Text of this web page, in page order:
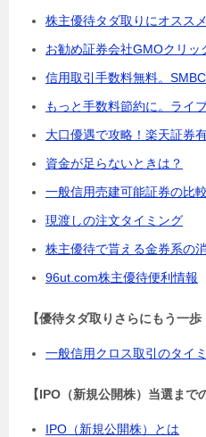
株主優待タダ取りにオスス
お勧め証券会社GMOクリッ
信用取引手数料無料。
もっと手数料節約に。ライ
大口優遇で攻略！楽天証券
資金が足らないときは？
一般信用売建可能証券の比較
現渡しの注文タイミング
株主優待で貰える金券系の
96ut.com株主優待便利情報
【優待タダ取りさらにもう一歩
一般信用クロス取引のタイ
【IPO（新規公開株）当選まで
IPO（新規公開株）とは